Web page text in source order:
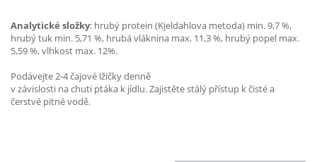
Analytické složky: hrubý protein (Kjeldahlova metoda) min. 9,7 %,
hrubý tuk min. 5,71 %, hrubá vláknina max. 11,3 %, hrubý popel max.
5,59 %, vlhkost max. 12%.
Podávejte 2-4 čajové lžičky denně
v závislosti na chuti ptáka k jídlu. Zajistěte stálý přístup k čisté a
čerstvé pitné vodě.